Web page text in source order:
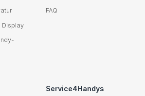
Display
FAQ
Service4Handys